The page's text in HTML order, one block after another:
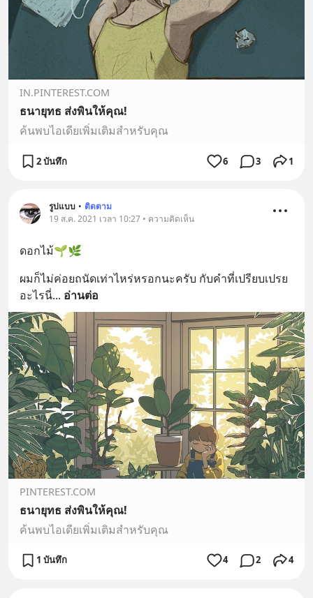
IN.PINTEREST.COM
ธนายุทธ ส่งพินให้คุณ!
ค้นพบไอเดียเพิ่มเติมสำหรับคุณ
2 บันทึก 6 3 1
รูปแบบ • ติดตาม
19 ส.ค. 2021 เวลา 10:27 • ความคิดเห็น
ดอกไม้🌱🌿
ผมก็ไม่ค่อยถนัดเท่าไหร่หรอกนะครับ กับคำที่เปรียบเปรย
อะไรนี่... อ่านต่อ
PINTEREST.COM
ธนายุทธ ส่งพินให้คุณ!
ค้นพบไอเดียเพิ่มเติมสำหรับคุณ
1 บันทึก 4 2 4